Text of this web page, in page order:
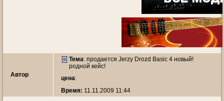
Автор
Тема: продается Jerzy Drozd Basic 4 новый!
родной кейс!
цена:
Время: 11.11.2009 11:44